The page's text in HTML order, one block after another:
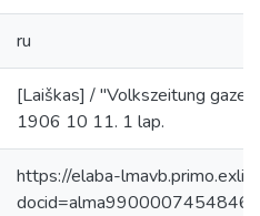
ru
[Laiškas] / "Volkszeitung
1906 10 11. 1 lap.
https://elaba-